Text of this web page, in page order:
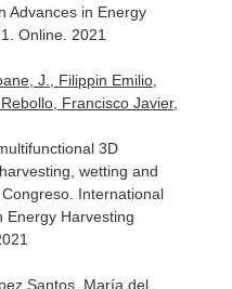
Advances in Energy
Online. 2021
J., Filippin Emilio,
Francisco Javier,
3D
wetting and
International
Energy Harvesting
Santos, María del